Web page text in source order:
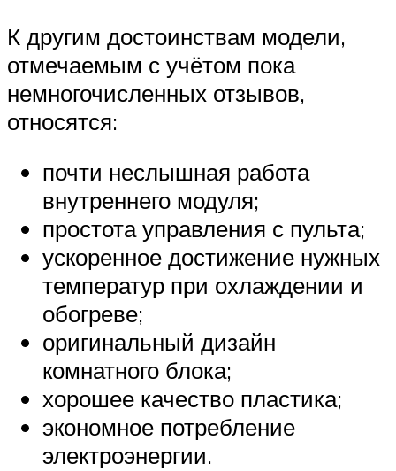
К другим достоинствам модели,
отмечаемым с учётом пока
немногочисленных отзывов,
относятся:
почти неслышная работа
внутреннего модуля;
простота управления с пульта;
ускоренное достижение нужных
температур при охлаждении и
обогреве;
оригинальный дизайн
комнатного блока;
хорошее качество пластика;
экономное потребление
электроэнергии.